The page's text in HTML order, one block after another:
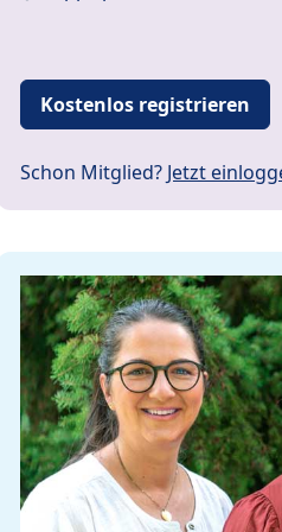
Kostenlos registrieren
Schon Mitglied? Jetzt